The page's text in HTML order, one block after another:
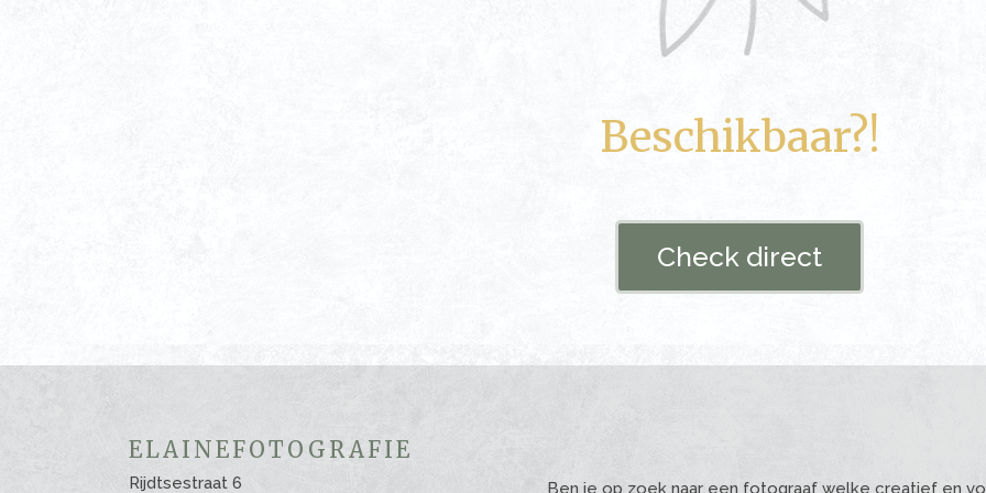
Beschikbaar?!
Check direct
ELAINEFOTOGRAFIE
Rijdtsestraat 6 Ben je op zoek naar een fotograaf welke creatief en